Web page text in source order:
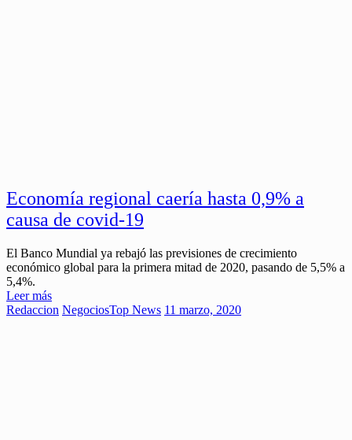
Economía regional caería hasta 0,9% a
causa de covid-19
El Banco Mundial ya rebajó las previsiones de crecimiento
económico global para la primera mitad de 2020, pasando de 5,5% a
5,4%.
Leer más
Redaccion NegociosTop News 11 marzo, 2020